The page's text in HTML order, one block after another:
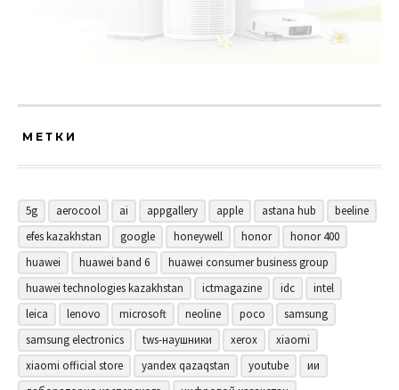
МЕТКИ
5g aerocool ai appgallery apple astana hub
beeline
efes kazakhstan
google honeywell honor
honor 400
huawei
huawei band 6
huawei consumer business group
huawei technologies kazakhstan
ictmagazine idc
intel
leica
lenovo microsoft neoline poco
samsung
samsung electronics
tws-наушники xerox
xiaomi
xiaomi official store
yandex qazaqstan youtube
ии